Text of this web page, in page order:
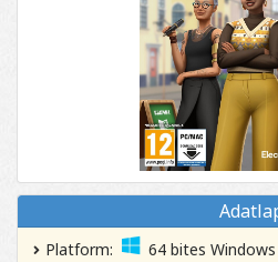
Platform:
64 bites Windows